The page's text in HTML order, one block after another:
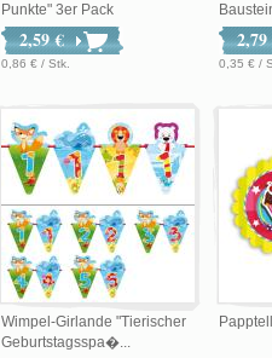
Punkte" 3er Pack
2,59 €
0,86 € / Stk. 0,35 € /
Wimpel-Girlande "Tierischer
Geburtstagsspa�...